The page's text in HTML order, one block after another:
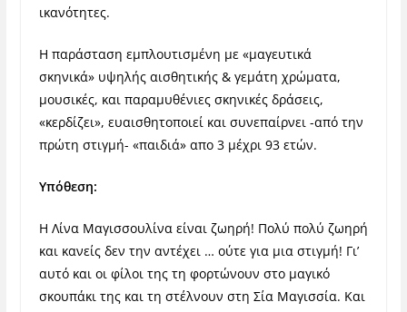
ικανότητες.
Η παράσταση εμπλουτισμένη με «μαγευτικά
σκηνικά» υψηλής αισθητικής & γεμάτη χρώματα,
μουσικές, και παραμυθένιες σκηνικές δράσεις,
«κερδίζει», ευαισθητοποιεί και συνεπαίρνει -από την
πρώτη στιγμή- «παιδιά» απο 3 μέχρι 93 ετών.
Υπόθεση:
Η Λίνα Μαγισσουλίνα είναι ζωηρή! Πολύ πολύ ζωηρή
και κανείς δεν την αντέχει … ούτε για μια στιγμή! Γι’
αυτό και οι φίλοι της τη φορτώνουν στο μαγικό
σκουπάκι της και τη στέλνουν στη Σία Μαγισσία. Και